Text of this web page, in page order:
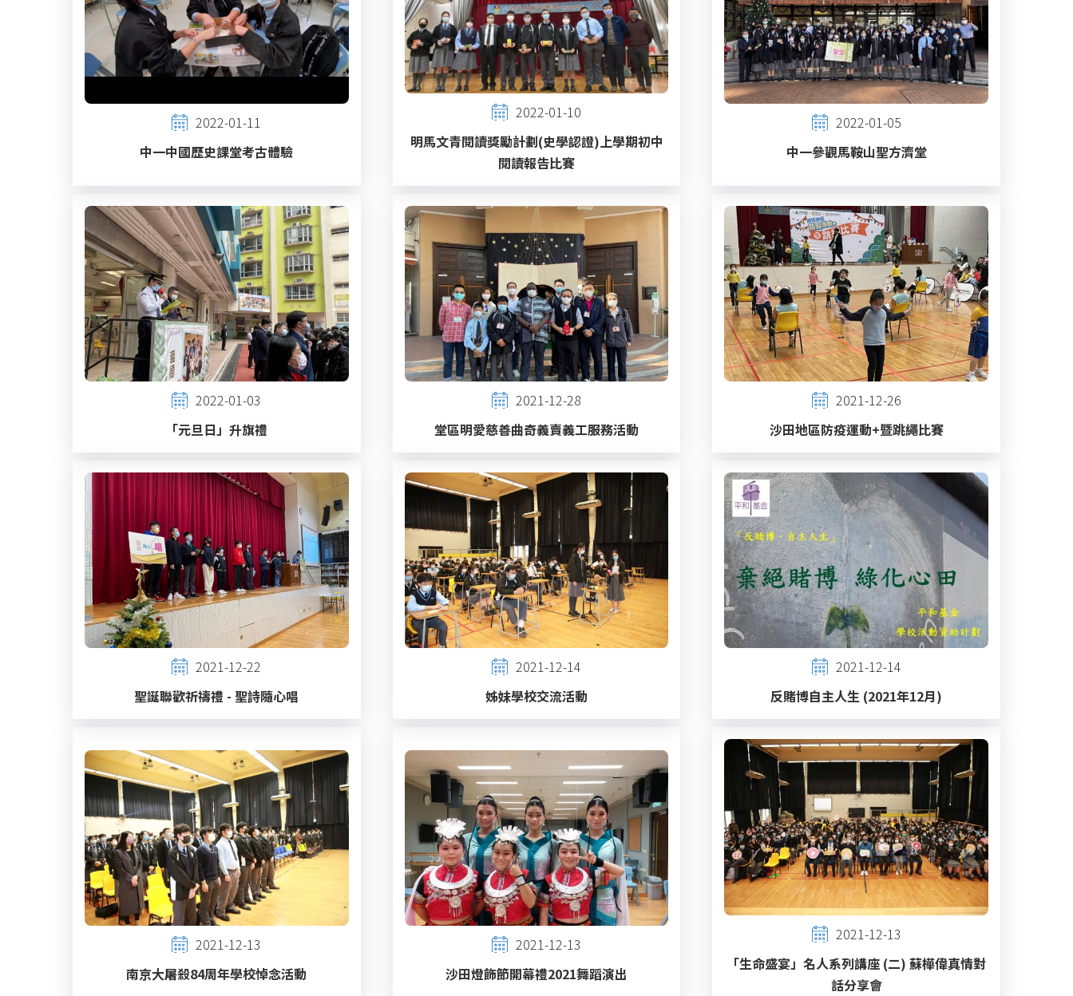
2022-01-11
中一中國歷史課堂考古體驗
2022-01-10
明馬文青閱讀獎勵計劃(史學認證)上學期初中
閱讀報告比賽
2022-01-05
中一參觀馬鞍山聖方濟堂
2022-01-03
「元旦日」升旗禮
2021-12-28
堂區明愛慈善曲奇義賣義工服務活動
2021-12-26
沙田地區防疫運動+暨跳繩比賽
2021-12-22
聖誕聯歡祈禱禮 - 聖詩隨心唱
2021-12-14
姊妹學校交流活動
2021-12-14
反賭博自主人生 (2021年12月)
2021-12-13
南京大屠殺84周年學校悼念活動
2021-12-13
沙田燈飾節開幕禮2021舞蹈演出
2021-12-13
「生命盛宴」名人系列講座 (二) 蘇樺偉真情對
話分享會